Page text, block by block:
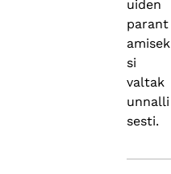
uiden
parant
amisek
si
valtak
unnalli
sesti.